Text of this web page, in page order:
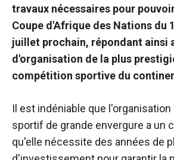
travaux nécessaires pour
Coupe d'Afrique des Nations du
juillet prochain, répondant ainsi
d'organisation de la plus
compétition sportive du
Il est indéniable que
sportif de grande envergure a un
qu'elle nécessite des années de